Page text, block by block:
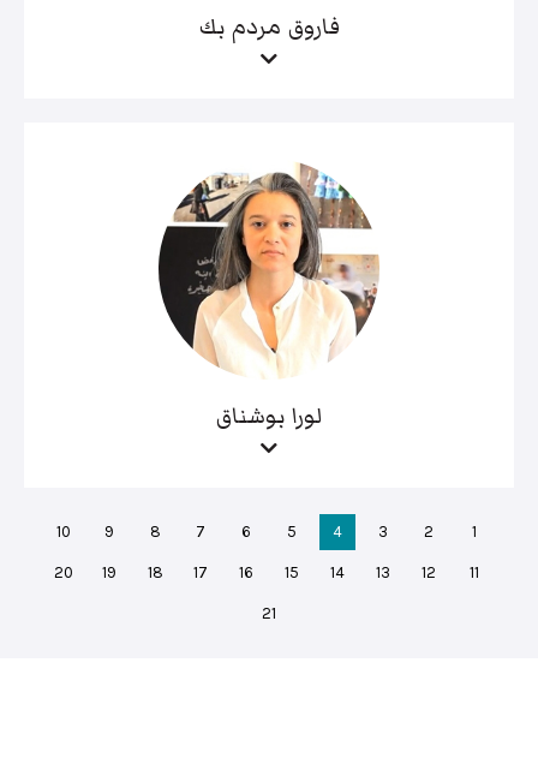
فاروق مردم بك
لورا بوشناق
1
2
3
4
5
6
7
8
9
10
11
12
13
14
15
16
17
18
19
20
21